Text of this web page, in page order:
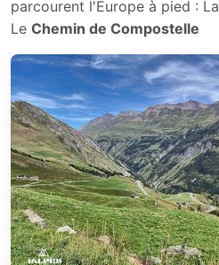
parcourent l'Europe à pied : La
Le Chemin de Compostelle